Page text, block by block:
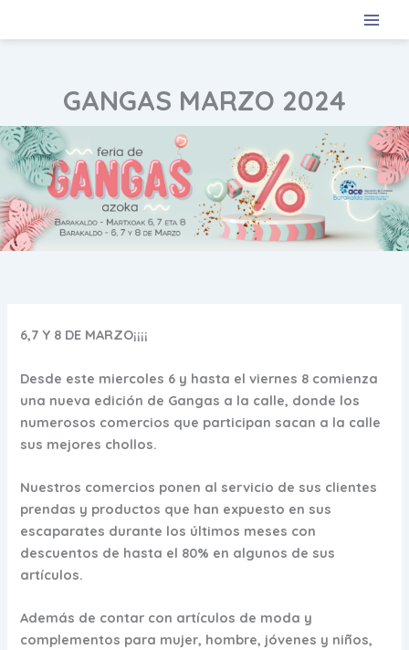
GANGAS MARZO 2024
6,7 Y 8 DE MARZO¡¡¡¡
Desde este miercoles 6 y hasta el viernes 8 comienza
una nueva edición de Gangas a la calle, donde los
numerosos comercios que participan sacan a la calle
sus mejores chollos.
Nuestros comercios ponen al servicio de sus clientes
prendas y productos que han expuesto en sus
escaparates durante los últimos meses con
descuentos de hasta el 80% en algunos de sus
artículos.
Además de contar con artículos de moda y
complementos para mujer, hombre, jóvenes y niños,